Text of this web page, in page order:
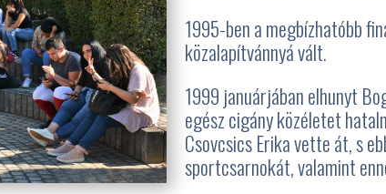
1995-ben a megbízhatóbb
közalapítvánnyá vált.
1999 januárjában elhunyt
egész cigány közéletet
Csovcsics Erika vette át, s
sportcsarnokát, valamint